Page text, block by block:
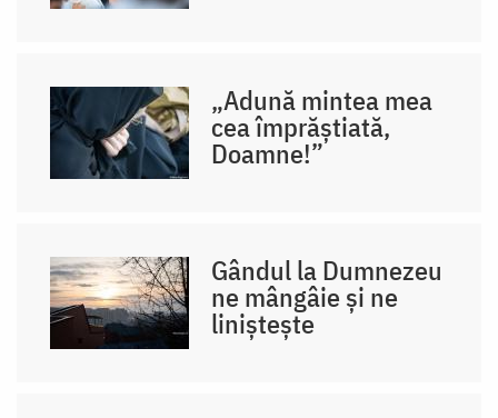
„Adună mintea mea
cea împrăștiată,
Doamne!”
Gândul la Dumnezeu
ne mângâie și ne
liniștește